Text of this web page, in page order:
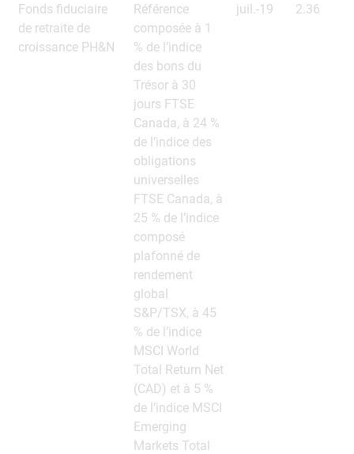
Fonds fiduciaire
de retraite de
croissance PH&N
Référence
composée à 1
% de l’indice
des bons du
Trésor à 30
jours FTSE
Canada, à 24 %
de l’indice des
obligations
universelles
FTSE Canada, à
25 % de l’indice
composé
plafonné de
rendement
global
S&P/TSX, à 45
% de l’indice
MSCI World
Total Return Net
(CAD) et à 5 %
de l’indice MSCI
Emerging
Markets Total
juil.-19 2.36